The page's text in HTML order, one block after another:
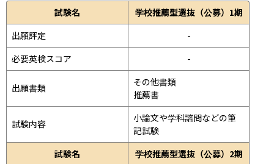
試験名
学校推薦型選抜（公募）1期
出願評定
-
必要英検スコア
-
出願書類
その他書類
推薦書
試験内容
小論文や学科諮問などの筆
記試験
試験名
学校推薦型選抜（公募）2期